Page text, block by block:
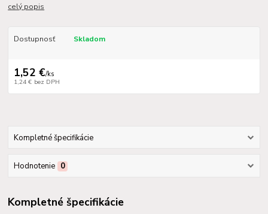
celý popis
Dostupnosť Skladom
1,52 €/ks
1,24 € bez DPH
Kompletné špecifikácie
Hodnotenie 0
Kompletné špecifikácie